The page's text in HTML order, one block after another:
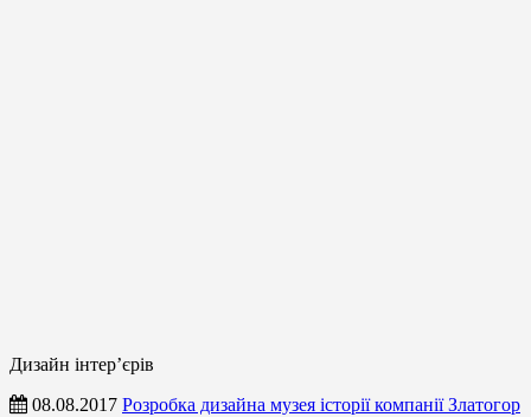
Дизайн інтер’єрів
08.08.2017 Розробка дизайна музея історії компанії Златогор